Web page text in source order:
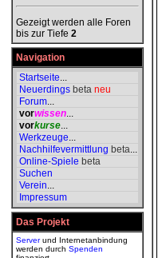
Gezeigt werden alle Foren
bis zur Tiefe 2
Navigation
Startseite...
Neuerdings beta neu
Forum...
vorwissen...
vorkurse...
Werkzeuge...
Nachhilfevermittlung beta...
Online-Spiele beta
Suchen
Verein...
Impressum
Das Projekt
Serverund Internetanbindung
werden durch Spenden